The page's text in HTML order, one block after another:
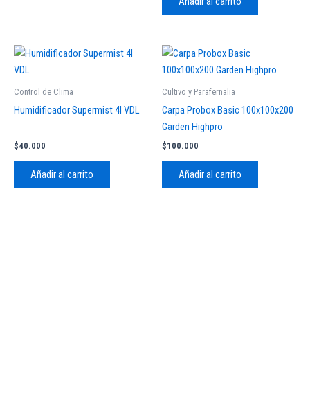
Control de Clima
Humidificador Supermist 4l VDL
$40.000
Añadir al carrito
Cultivo y Parafernalia
Carpa Probox Basic 100x100x200
Garden Highpro
$100.000
Añadir al carrito